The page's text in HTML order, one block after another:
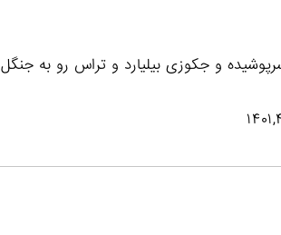
و جکوزی بیلیارد و تراس رو به جنگل